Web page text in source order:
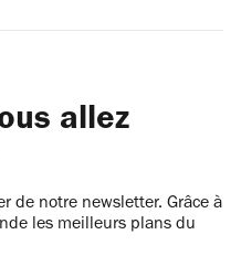
allez
de notre newsletter. Grâce à
les meilleurs plans du